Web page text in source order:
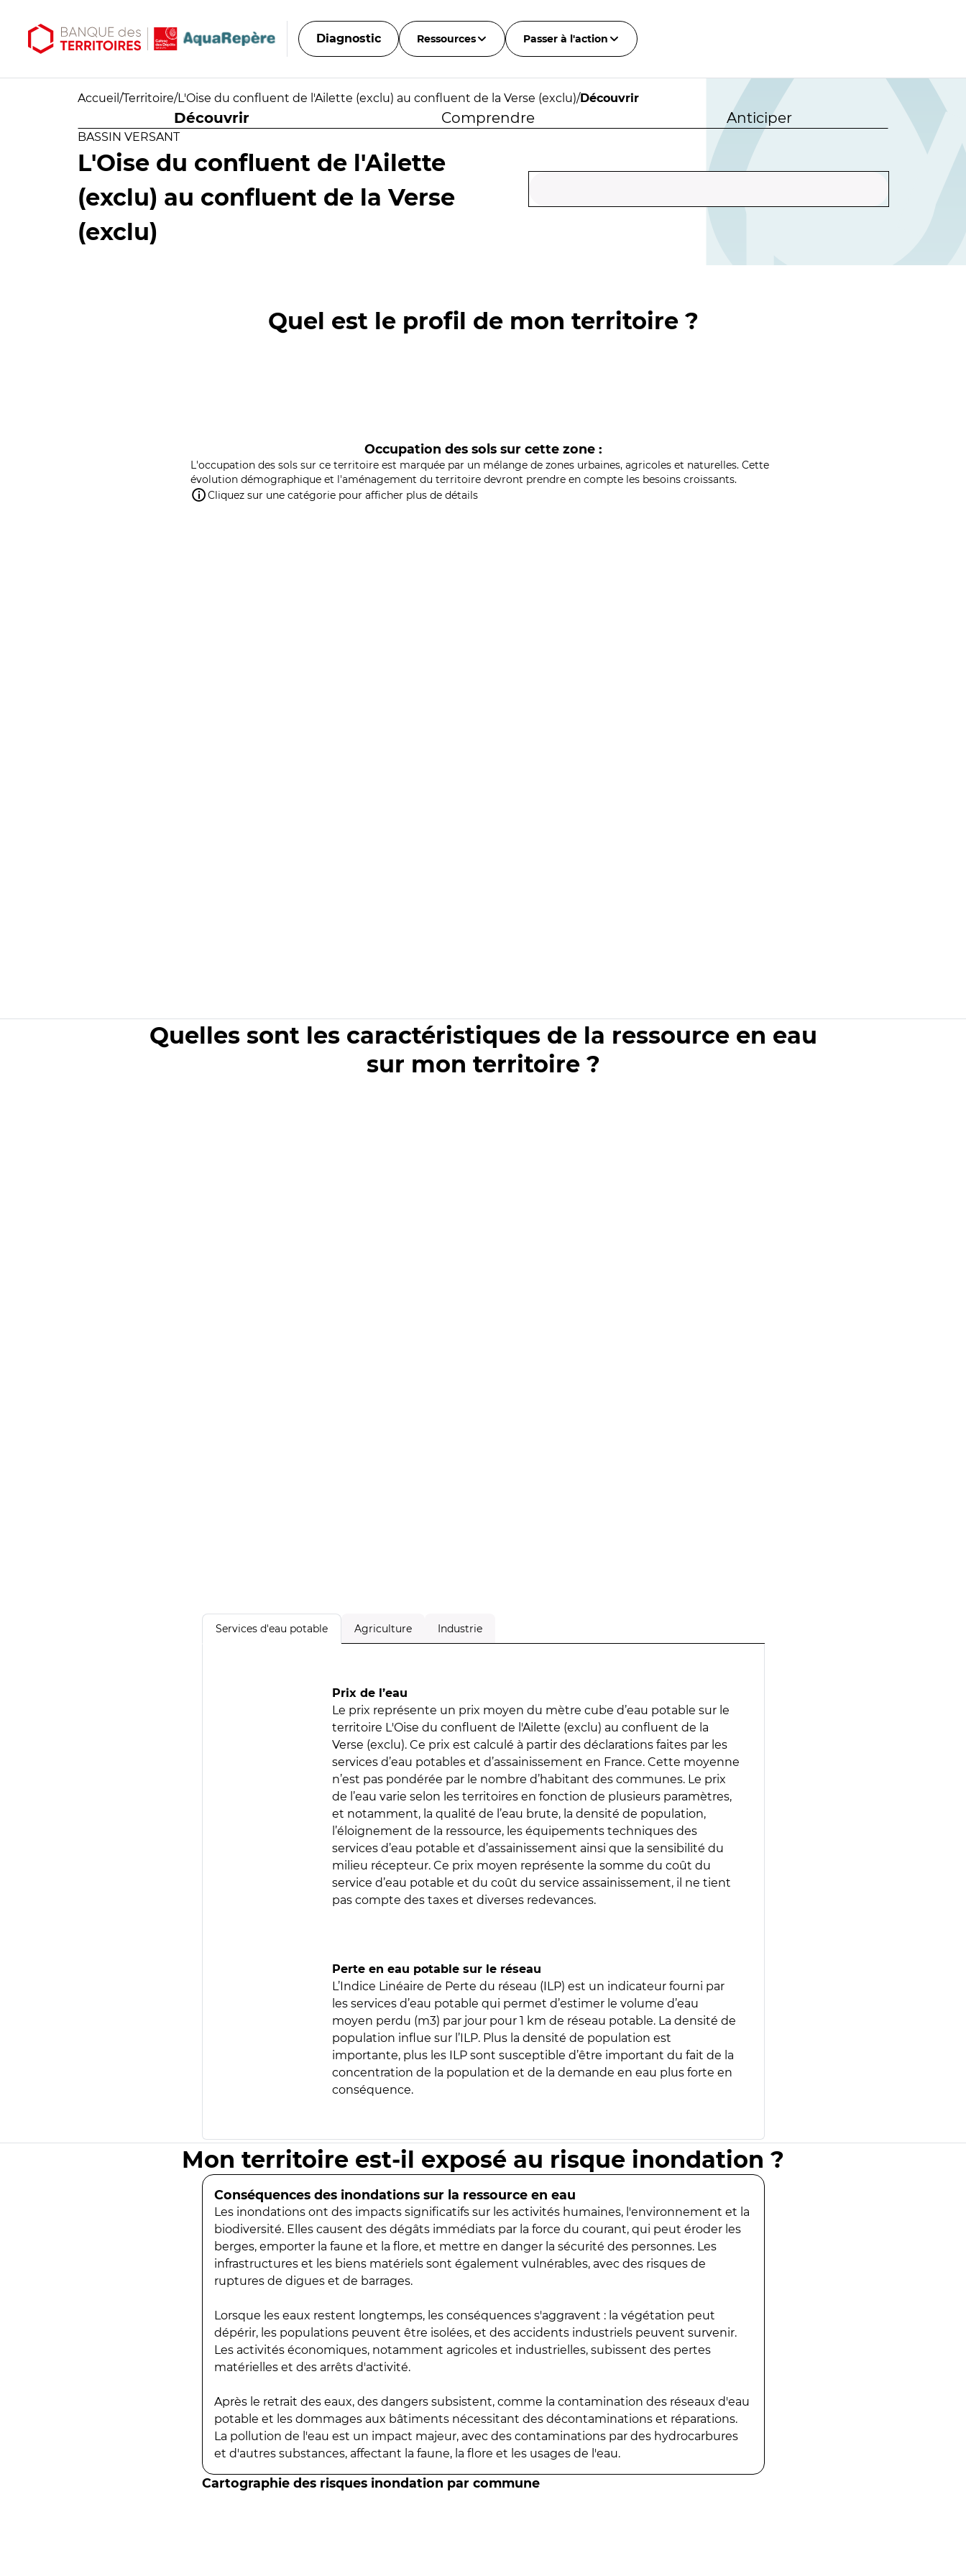
Diagnostic Ressources Passer à l'action
Accueil /Territoire/L'Oise du confluent de l'Ailette (exclu) au confluent de la Verse (exclu)/Découvrir
Découvrir Comprendre Anticiper
BASSIN VERSANT
L'Oise du confluent de l'Ailette
(exclu) au confluent de la Verse
(exclu)
Quel est le profil de mon territoire ?
Occupation des sols sur cette zone :
L'occupation des sols sur ce territoire est marquée par un mélange de zones urbaines, agricoles et naturelles. Cette
évolution démographique et l'aménagement du territoire devront prendre en compte les besoins croissants.
Cliquez sur une catégorie pour afficher plus de détails
Quelles sont les caractéristiques de la ressource en eau
sur mon territoire ?
Services d'eau potable Agriculture Industrie
Prix de l’eau
Le prix représente un prix moyen du mètre cube d’eau potable sur le
territoire L'Oise du confluent de l'Ailette (exclu) au confluent de la
Verse (exclu). Ce prix est calculé à partir des déclarations faites par les
services d’eau potables et d’assainissement en France. Cette moyenne
n’est pas pondérée par le nombre d’habitant des communes. Le prix
de l’eau varie selon les territoires en fonction de plusieurs paramètres,
et notamment, la qualité de l’eau brute, la densité de population,
l’éloignement de la ressource, les équipements techniques des
services d’eau potable et d’assainissement ainsi que la sensibilité du
milieu récepteur. Ce prix moyen représente la somme du coût du
service d’eau potable et du coût du service assainissement, il ne tient
pas compte des taxes et diverses redevances.
Perte en eau potable sur le réseau
L’Indice Linéaire de Perte du réseau (ILP) est un indicateur fourni par
les services d’eau potable qui permet d’estimer le volume d’eau
moyen perdu (m3) par jour pour 1 km de réseau potable. La densité de
population influe sur l’ILP. Plus la densité de population est
importante, plus les ILP sont susceptible d’être important du fait de la
concentration de la population et de la demande en eau plus forte en
conséquence.
Mon territoire est-il exposé au risque inondation ?
Conséquences des inondations sur la ressource en eau
Les inondations ont des impacts significatifs sur les activités humaines, l'environnement et la
biodiversité. Elles causent des dégâts immédiats par la force du courant, qui peut éroder les
berges, emporter la faune et la flore, et mettre en danger la sécurité des personnes. Les
infrastructures et les biens matériels sont également vulnérables, avec des risques de
ruptures de digues et de barrages.
Lorsque les eaux restent longtemps, les conséquences s'aggravent : la végétation peut
dépérir, les populations peuvent être isolées, et des accidents industriels peuvent survenir.
Les activités économiques, notamment agricoles et industrielles, subissent des pertes
matérielles et des arrêts d'activité.
Après le retrait des eaux, des dangers subsistent, comme la contamination des réseaux d'eau
potable et les dommages aux bâtiments nécessitant des décontaminations et réparations.
La pollution de l'eau est un impact majeur, avec des contaminations par des hydrocarbures
et d'autres substances, affectant la faune, la flore et les usages de l'eau.
Cartographie des risques inondation par commune